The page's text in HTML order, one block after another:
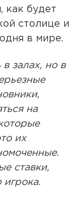
как будет
столице и
в мире.
залах, но в
на
их
ставки,
игрока.